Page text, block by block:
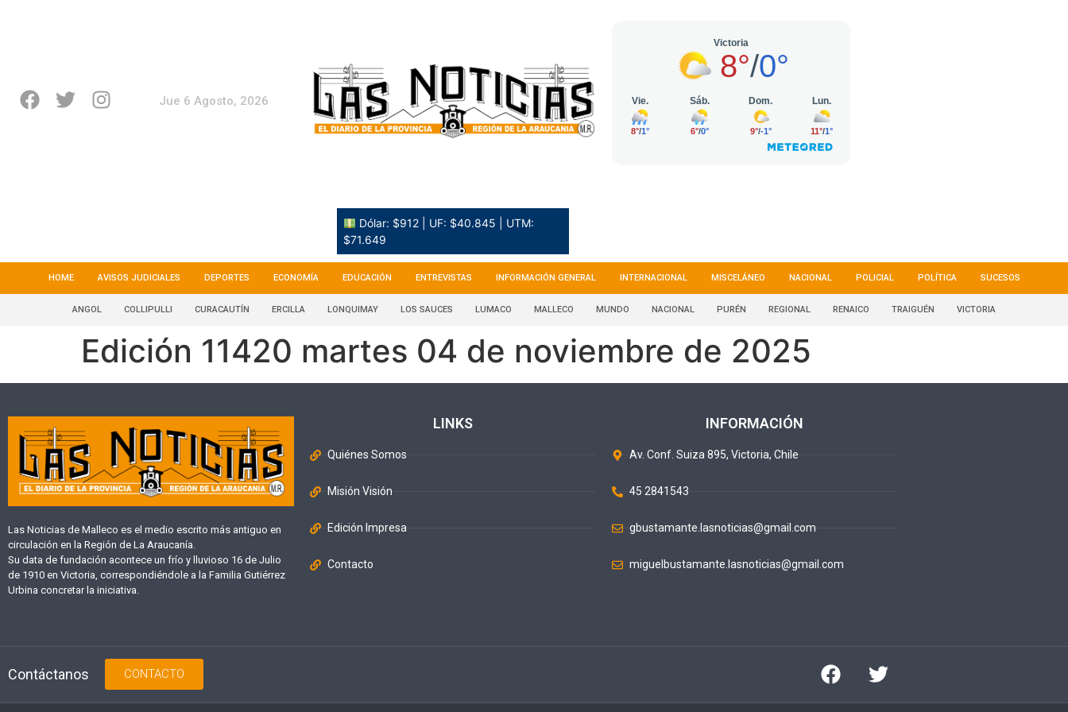
Jue 6 Agosto, 2026
Dólar: $912 | UF: $40.845 | UTM:
$71.649
HOME AVISOS JUDICIALES DEPORTES ECONOMÍA EDUCACIÓN ENTREVISTAS INFORMACIÓN GENERAL INTERNACIONAL MISCELÁNEO NACIONAL POLICIAL POLÍTICA SUCESOS
ANGOL COLLIPULLI CURACAUTÍN ERCILLA LONQUIMAY LOS SAUCES LUMACO MALLECO MUNDO NACIONAL PURÉN REGIONAL RENAICO TRAIGUÉN VICTORIA
Edición 11420 martes 04 de noviembre de 2025
Las Noticias de Malleco es el medio escrito más antiguo en
circulación en la Región de La Araucanía.
Su data de fundación acontece un frío y lluvioso 16 de Julio
de 1910 en Victoria, correspondiéndole a la Familia Gutiérrez
Urbina concretar la iniciativa.
LINKS
Quiénes Somos
Misión Visión
Edición Impresa
Contacto
INFORMACIÓN
Av. Conf. Suiza 895, Victoria, Chile
45 2841543
gbustamante.lasnoticias@gmail.com
miguelbustamante.lasnoticias@gmail.com
Contáctanos CONTACTO